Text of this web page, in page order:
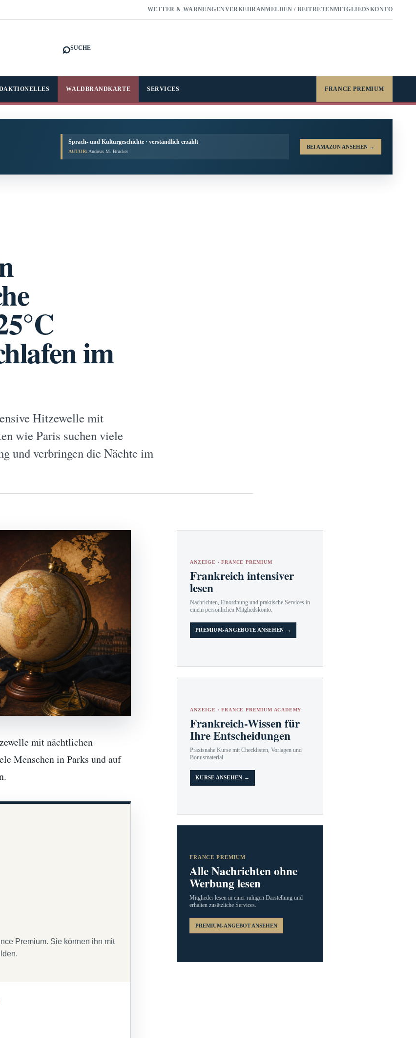
WETTER & WARNUNGENVERKEHRANMELDEN / BEITRETENMITGLIEDSKONTO
⌕SUCHE
WALDBRANDKARTE SERVICES FRANCE PREMIUM
Sprach- und Kulturgeschichte · verständlich erzählt
AUTOR:Andreas M. Brucker
BEI AMAZON ANSEHEN →
im
Hitzewelle mit
wie Paris suchen viele
und verbringen die Nächte im
mit nächtlichen
Menschen in Parks und auf
Premium. Sie können ihn mit
ANZEIGE · FRANCE PREMIUM
Frankreich intensiver
lesen
Nachrichten, Einordnung und praktische Services in
einem persönlichen Mitgliedskonto.
PREMIUM-ANGEBOTE ANSEHEN →
ANZEIGE · FRANCE PREMIUM ACADEMY
Frankreich-Wissen für
Ihre Entscheidungen
Praxisnahe Kurse mit Checklisten, Vorlagen und
Bonusmaterial.
KURSE ANSEHEN →
FRANCE PREMIUM
Alle Nachrichten ohne
Werbung lesen
Mitglieder lesen in einer ruhigen Darstellung und
erhalten zusätzliche Services.
PREMIUM-ANGEBOT ANSEHEN